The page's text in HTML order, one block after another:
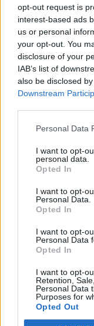
opt-out request is
interest-based ads
us or personal
your opt-out. You
disclosure of your
IAB’s list of
also be disclosed
Downstream
Personal Data
I want to opt-
personal data.
Opted In
I want to opt-
Personal Data.
Opted In
I want to opt-
Personal Data
Opted In
I want to opt-
Retention,
Personal Data
Purposes for
Opted Out
Podkastai
Į Klaipėdą iš
grįžusi Karina
Kučinskienė
didžiausią savo
Ar Lietuvoje
brangu? (13)